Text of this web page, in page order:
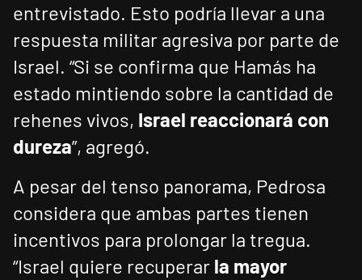
entrevistado. Esto podría llevar a una
respuesta militar agresiva por parte de
Israel. “Si se confirma que Hamás ha
estado mintiendo sobre la cantidad de
rehenes vivos, Israel reaccionará con
dureza”, agregó.
A pesar del tenso panorama, Pedrosa
considera que ambas partes tienen
incentivos para prolongar la tregua.
“Israel quiere recuperar la mayor